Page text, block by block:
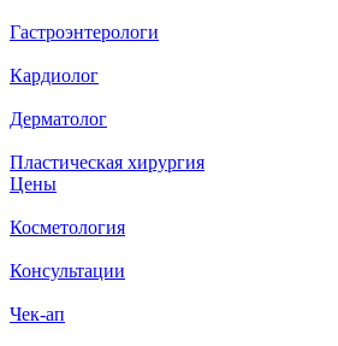
Гастроэнтерологи
Кардиолог
Дерматолог
Пластическая хирургия
Цены
Косметология
Консультации
Чек-ап